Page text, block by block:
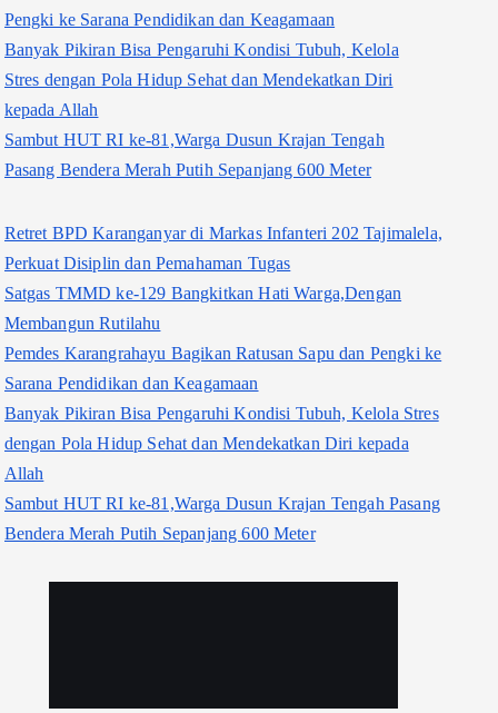
Pengki ke Sarana Pendidikan dan Keagamaan
Banyak Pikiran Bisa Pengaruhi Kondisi Tubuh, Kelola
Stres dengan Pola Hidup Sehat dan Mendekatkan Diri
kepada Allah
Sambut HUT RI ke-81,Warga Dusun Krajan Tengah
Pasang Bendera Merah Putih Sepanjang 600 Meter
Retret BPD Karanganyar di Markas Infanteri 202 Tajimalela,
Perkuat Disiplin dan Pemahaman Tugas
Satgas TMMD ke-129 Bangkitkan Hati Warga,Dengan
Membangun Rutilahu
Pemdes Karangrahayu Bagikan Ratusan Sapu dan Pengki ke
Sarana Pendidikan dan Keagamaan
Banyak Pikiran Bisa Pengaruhi Kondisi Tubuh, Kelola Stres
dengan Pola Hidup Sehat dan Mendekatkan Diri kepada
Allah
Sambut HUT RI ke-81,Warga Dusun Krajan Tengah Pasang
Bendera Merah Putih Sepanjang 600 Meter